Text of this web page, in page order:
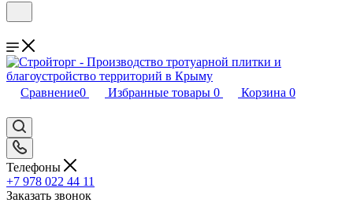
Сравнение0 Избранные товары 0 Корзина 0
Телефоны
+7 978 022 44 11
Заказать звонок